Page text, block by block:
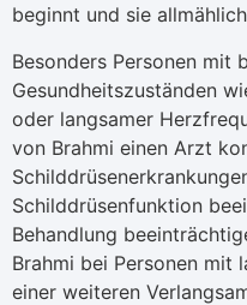
beginnt und sie
Besonders Personen mit
Gesundheitszuständen
oder langsamer
von Brahmi einen Arzt
Schilddrüsenfunktion
Behandlung
Brahmi bei Personen mit
einer weiteren